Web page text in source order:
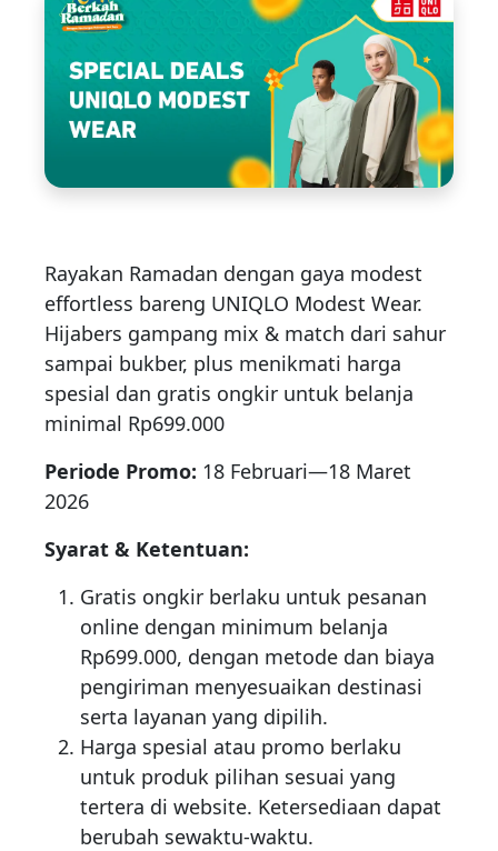
Rayakan Ramadan dengan gaya modest
effortless bareng UNIQLO Modest Wear.
Hijabers gampang mix & match dari sahur
sampai bukber, plus menikmati harga
spesial dan gratis ongkir untuk belanja
minimal Rp699.000
Periode Promo: 18 Februari—18 Maret
2026
Syarat & Ketentuan:
Gratis ongkir berlaku untuk pesanan
online dengan minimum belanja
Rp699.000, dengan metode dan biaya
pengiriman menyesuaikan destinasi
serta layanan yang dipilih.
Harga spesial atau promo berlaku
untuk produk pilihan sesuai yang
tertera di website. Ketersediaan dapat
berubah sewaktu-waktu.